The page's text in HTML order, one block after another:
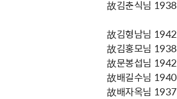
故김춘식님
故김형남님
故김홍모님
故문봉섭님
故배길수님
故배자옥님